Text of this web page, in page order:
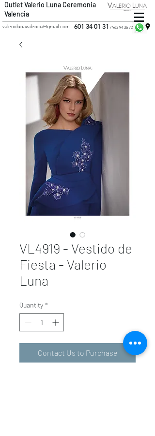
Outlet Valerio Luna Ceremonia
Valencia
601 34 01 31 / 963 94 36 72
valeriolunavalencia@gmail.com
VL4919 - Vestido de
Fiesta - Valerio
Luna
Quantity *
Contact Us to Purchase